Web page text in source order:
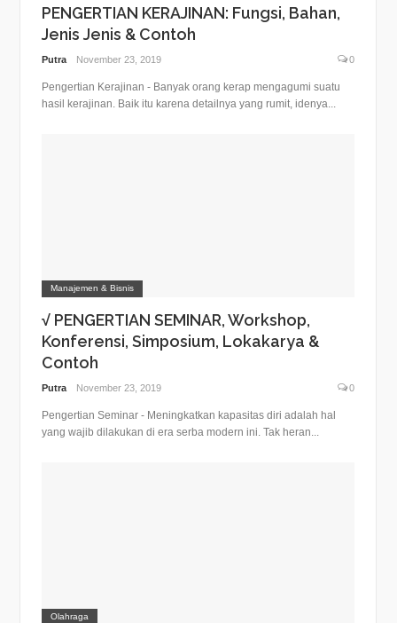
PENGERTIAN KERAJINAN: Fungsi, Bahan,
Jenis Jenis & Contoh
Putra November 23, 2019 0
Pengertian Kerajinan - Banyak orang kerap mengagumi suatu
hasil kerajinan. Baik itu karena detailnya yang rumit, idenya...
Manajemen & Bisnis
√ PENGERTIAN SEMINAR, Workshop,
Konferensi, Simposium, Lokakarya &
Contoh
Putra November 23, 2019 0
Pengertian Seminar - Meningkatkan kapasitas diri adalah hal
yang wajib dilakukan di era serba modern ini. Tak heran...
Olahraga